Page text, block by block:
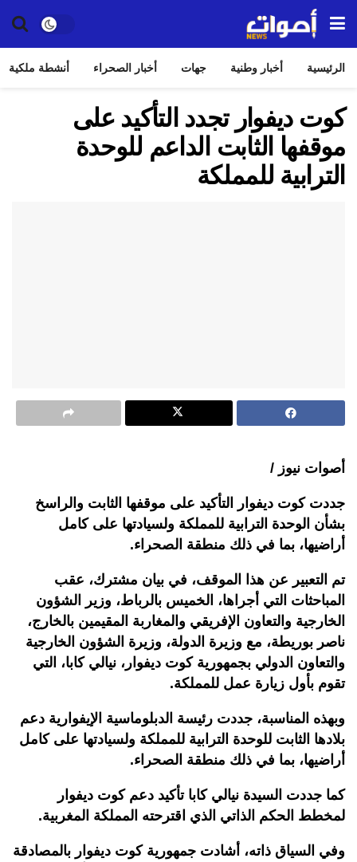
الرئيسية أخبار وطنية جهات أخبار الصحراء أنشطة ملكية
كوت ديفوار تجدد التأكيد على
موقفها الثابت الداعم للوحدة
الترابية للمملكة
أصوات نيوز /
جددت كوت ديفوار التأكيد على موقفها الثابت والراسخ
بشأن الوحدة الترابية للمملكة ولسيادتها على كامل
أراضيها، بما في ذلك منطقة الصحراء.
تم التعبير عن هذا الموقف، في بيان مشترك، عقب
المباحثات التي أجراها، الخميس بالرباط، وزير الشؤون
الخارجية والتعاون الإفريقي والمغاربة المقيمين بالخارج،
ناصر بوريطة، مع وزيرة الدولة، وزيرة الشؤون الخارجية
والتعاون الدولي بجمهورية كوت ديفوار، نيالي كابا، التي
تقوم بأول زيارة عمل للمملكة.
وبهذه المناسبة، جددت رئيسة الدبلوماسية الإيفوارية دعم
بلادها الثابت للوحدة الترابية للمملكة ولسيادتها على كامل
أراضيها، بما في ذلك منطقة الصحراء.
كما جددت السيدة نيالي كابا تأكيد دعم كوت ديفوار
لمخطط الحكم الذاتي الذي اقترحته المملكة المغربية.
وفي السياق ذاته، أشادت جمهورية كوت ديفوار بالمصادقة